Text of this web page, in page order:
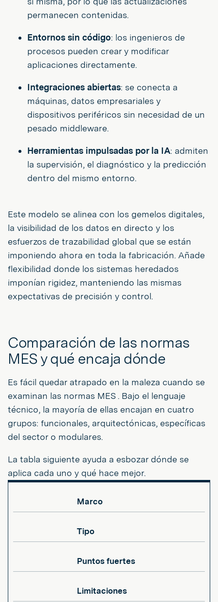
permanecen contenidas.
Entornos sin código: los ingenieros de
procesos pueden crear y modificar
aplicaciones directamente.
Integraciones abiertas: se conecta a
máquinas, datos empresariales y
dispositivos periféricos sin necesidad de un
pesado middleware.
Herramientas impulsadas por la IA: admiten
la supervisión, el diagnóstico y la predicción
dentro del mismo entorno.
Este modelo se alinea con los gemelos digitales,
la visibilidad de los datos en directo y los
esfuerzos de trazabilidad global que se están
imponiendo ahora en toda la fabricación. Añade
flexibilidad donde los sistemas heredados
imponían rigidez, manteniendo las mismas
expectativas de precisión y control.
Comparación de las normas
MES y qué encaja dónde
Es fácil quedar atrapado en la maleza cuando se
examinan las normas MES . Bajo el lenguaje
técnico, la mayoría de ellas encajan en cuatro
grupos: funcionales, arquitectónicas, específicas
del sector o modulares.
La tabla siguiente ayuda a esbozar dónde se
aplica cada uno y qué hace mejor.
Marco
Tipo
Puntos fuertes
Limitaciones